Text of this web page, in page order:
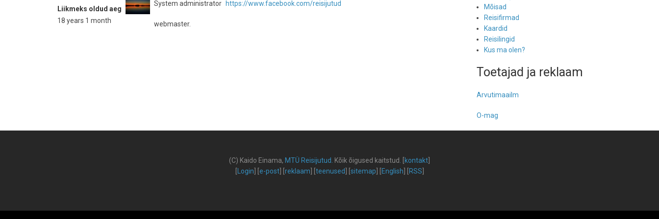
Liikmeks oldud aeg
18 years 1 month
System administrator
webmaster.
https://www.facebook.com/reisijutud
Mõisad
Reisifirmad
Kaardid
Reisilingid
Kus ma olen?
Toetajad ja reklaam
Arvutimaailm
O-mag
(C) Kaido Einama, MTÜ Reisijutud. Kõik õigused kaitstud. kontakt
Login e-post] [ reklaam teenused sitemap English RSS